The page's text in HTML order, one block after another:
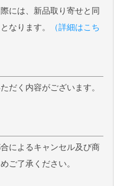
には、新品取り寄せと同
なります。
（詳細はこち
だく内容がございます。
によるキャンセル及び商
ご了承ください。